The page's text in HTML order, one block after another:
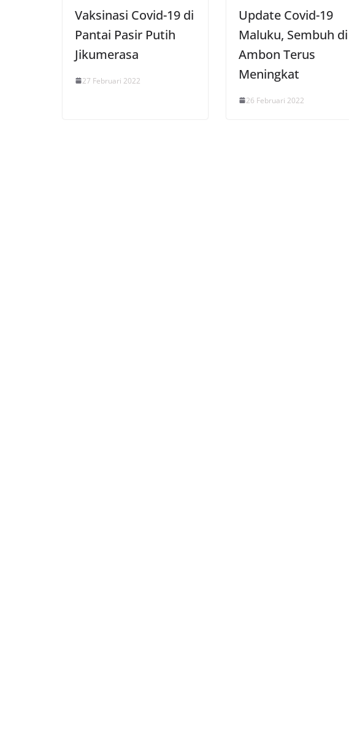
Vaksinasi Covid-19 di
Pantai Pasir Putih
Jikumerasa
27 Februari 2022
Update Covid-19
Maluku, Sembuh di
Ambon Terus
Meningkat
26 Februari 2022